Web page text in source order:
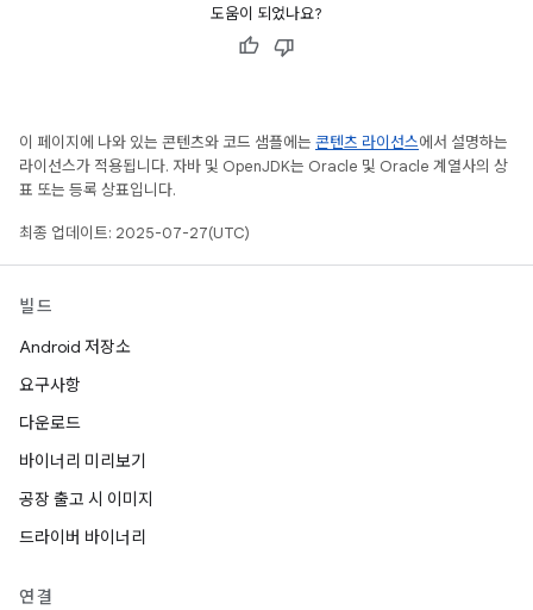
도움이 되었나요?
이 페이지에 나와 있는 콘텐츠와 코드 샘플에는 콘텐츠 라이선스에서 설명하는
라이선스가 적용됩니다. 자바 및 OpenJDK는 Oracle 및 Oracle 계열사의 상
표 또는 등록 상표입니다.
최종 업데이트: 2025-07-27(UTC)
빌드
Android 저장소
요구사항
다운로드
바이너리 미리보기
공장 출고 시 이미지
드라이버 바이너리
연결